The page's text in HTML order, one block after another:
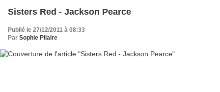
Sisters Red - Jackson Pearce
Publié le 27/12/2011 à 08:33
Par Sophie Pilaire